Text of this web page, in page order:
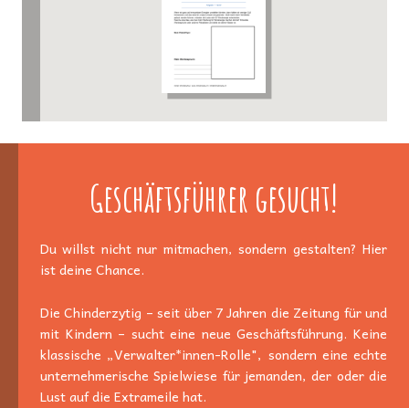
Geschäftsführer gesucht!
Du willst nicht nur mitmachen, sondern gestalten? Hier
ist deine Chance.
Die Chinderzytig – seit über 7 Jahren die Zeitung für und
mit Kindern – sucht eine neue Geschäftsführung. Keine
klassische „Verwalter*innen-Rolle", sondern eine echte
unternehmerische Spielwiese für jemanden, der oder die
Lust auf die Extrameile hat.